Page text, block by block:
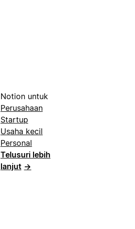
Notion untuk
Perusahaan
Startup
Usaha kecil
Personal
Telusuri lebih
lanjut →